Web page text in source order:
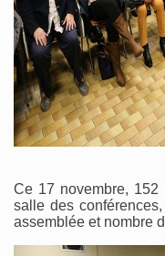
Ce 17 novembre, 152
salle des
assemblée et nombre